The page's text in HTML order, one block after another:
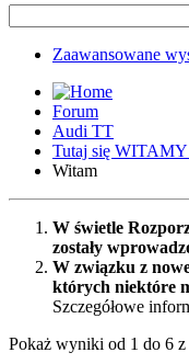
Zaawansowane
Forum
Audi TT
Tutaj się
Witam
W świetle
zostały
W związku z
których niektóre
Szczegółowe
Pokaż wyniki od 1 do 6 z